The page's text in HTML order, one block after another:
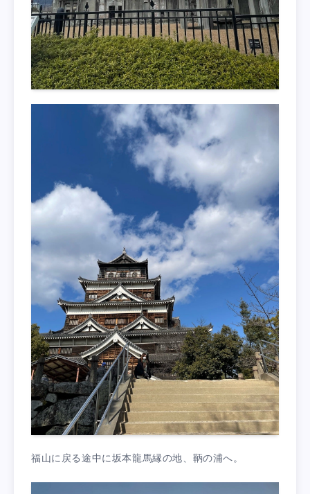
福山に戻る途中に坂本龍馬縁の地、鞆の浦へ。